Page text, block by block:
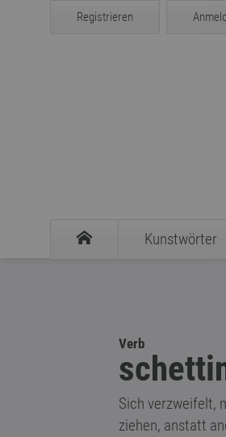
Registrieren
Kunstwörter
Verb
Sich verzweifelt,
ziehen, anstatt